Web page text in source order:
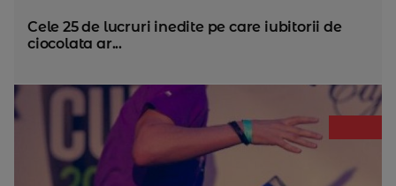
Cele 25 de lucruri inedite pe care iubitorii de
ciocolata ar...